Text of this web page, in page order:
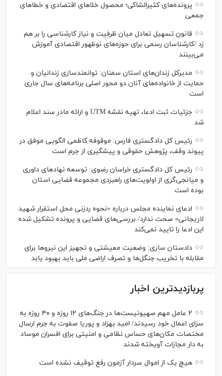
پرونده‌های کثیرالشاکی؛ محصول خلا‌های اقتصادی و خطا‌های
جمعی
قانون تسهیل تعادل میان ظرفیت و نیاز کارشناسی را بر هم
زد /کارشناسان رسمی برای حوزه‌های نوظهور اقتصادی آموزش
می‌بینند
مدیرکل زندان‌های استان سمنان: توانمندسازی زندانیان و
حمایت از خانواده‌های آنان دو محور اصلی برنامه‌های سال جاری
است
جزئیات ثبت ادعا، تهیه نقشه UTM و ارائه مادر سند اعلام
شد
رئیس کل دادگستری فارس: موقوفه کاظمی الگویی موفق در
پیوند وقف، پژوهش حقوقی و پیشگیری از جرم است
رئیس کل دادگستری خراسان رضوی: توسعه نهاد‌های داوری
و میانجی‌گری از اولویت‌های راهبردی مجموعه قضایی استان
بوده است
ادعای نماینده مجلس درباره «نحوه ردزنی محل استقرار شهید
لاریجانی» صحت ندارد/ بررسی‌های قضایی و پرونده تشکیل شده
این ادعا را تایید نمی‌کند
دادستان ساری: وضعیت معیشتی و تجهیز این نیرو‌ها برای
مقابله با تخریب جنگل‌ها و تصرف اراضی ملی باید بهبود یابد
پربازدیدترین اخبار
۲ عامل مهم صهیونیست‌ها در جنگ‌های ۱۲ روزه و ۴۰ روزه به
سزای اعمال خود رسیدند/ امید بهزاد و پوریا صفوت به جرم ارسال
مختصات مکان‌های حساس نظامی و امنیتی برای افسران موساد
به دار مجازات آویخته شدند
هیچ یک از اموال سردار آزمون رفع توقیف نشده است